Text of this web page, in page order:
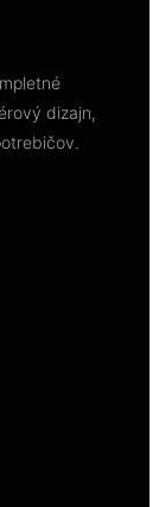
dizajn,